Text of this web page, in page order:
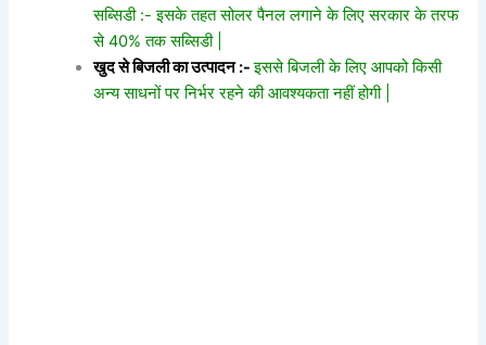
सब्सिडी :- इसके तहत सोलर पैनल लगाने के लिए सरकार के तरफ
से 40% तक सब्सिडी |
खुद से बिजली का उत्पादन :- इससे बिजली के लिए आपको किसी
अन्य साधनों पर निर्भर रहने की आवश्यकता नहीं होगी |